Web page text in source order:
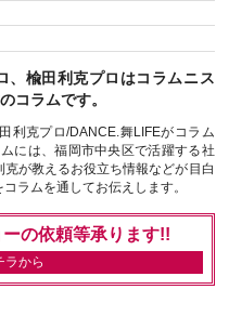
、楡田利克プロはコラムニス
コラムです。
利克プロ/DANCE.舞LIFEがコラム
には、福岡市中央区で活躍する社
が教えるお役立ち情報などが目白
ラムを通してお伝えします。
の依頼等承ります!!
ラから